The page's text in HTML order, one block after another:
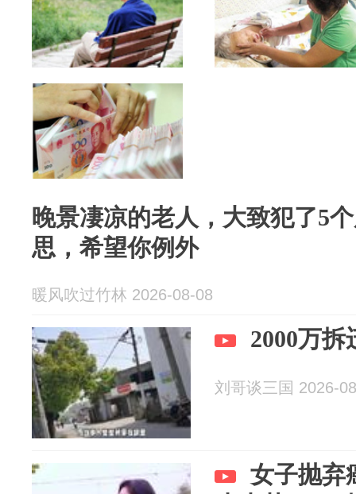
晚景凄凉的老人，大致犯了5
思，希望你例外
暖风吹过竹林 2026-08-08
2000万
刘哥谈三国 2026-
女子抛弃